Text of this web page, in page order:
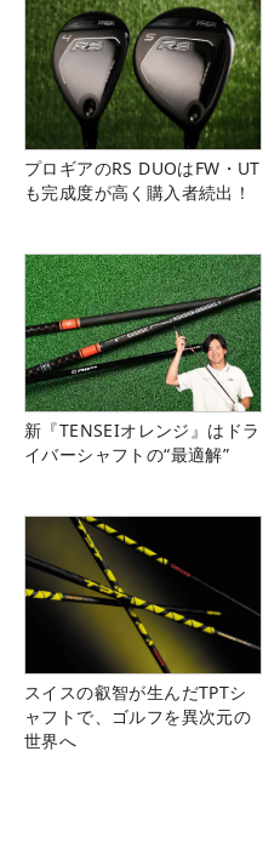
プロギアのRS DUOはFW・UT
も完成度が高く購入者続出！
新『TENSEIオレンジ』はドラ
イバーシャフトの“最適解”
スイスの叡智が生んだTPTシ
ャフトで、ゴルフを異次元の
世界へ